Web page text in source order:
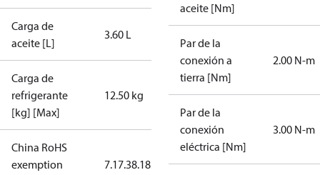
Carga de
aceite [L]
3.60 L
Carga de
refrigerante
[kg] [Max]
12.50 kg
China RoHS
exemption
7.17.38.18.3.1
aceite [Nm]
Par de la
conexión a
tierra [Nm]
2.00 N-m
Par de la
conexión
eléctrica [Nm]
3.00 N-m